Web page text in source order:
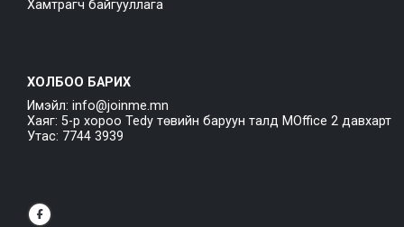
Хамтрагч байгууллага
ХОЛБОО БАРИХ
Имэйл: info@joinme.mn
Хаяг: 5-р хороо Tedy төвийн баруун талд MOffice 2 давхарт
Утас: 7744 3939